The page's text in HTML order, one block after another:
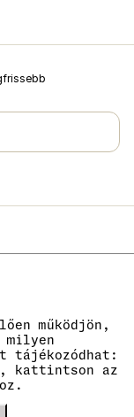
működjön,
tájékozódhat:
kattintson az
cégjegyzékbe C
számot